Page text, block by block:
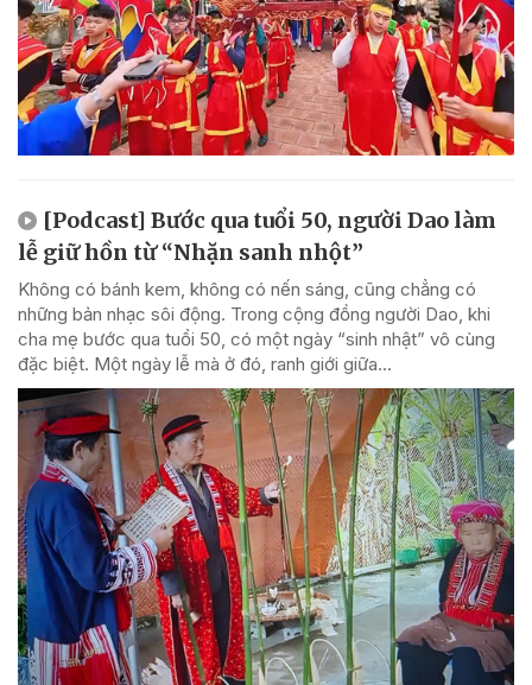
[Podcast] Bước qua tuổi 50, người Dao làm
lễ giữ hồn từ “Nhặn sanh nhột”
Không có bánh kem, không có nến sáng, cũng chẳng có
những bản nhạc sôi động. Trong cộng đồng người Dao, khi
cha mẹ bước qua tuổi 50, có một ngày “sinh nhật” vô cùng
đặc biệt. Một ngày lễ mà ở đó, ranh giới giữa...